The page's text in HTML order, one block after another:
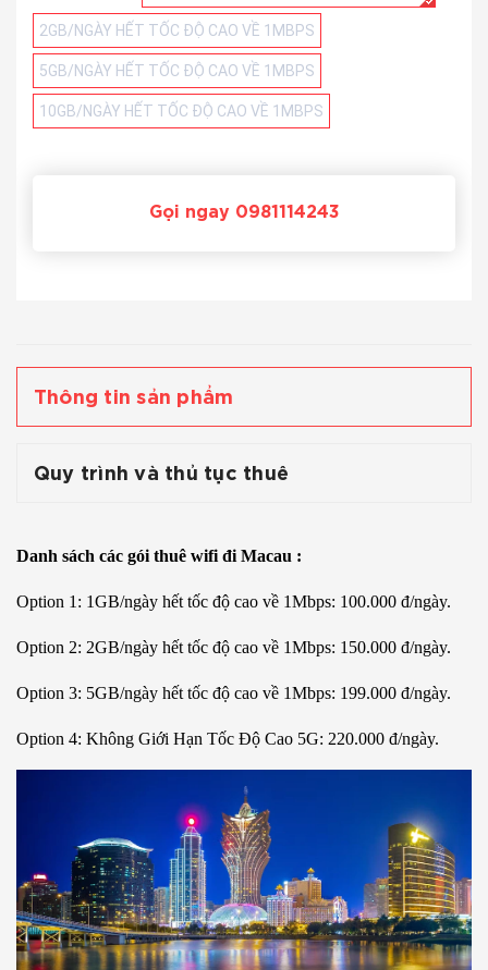
2GB/NGÀY HẾT TỐC ĐỘ CAO VỀ 1MBPS
5GB/NGÀY HẾT TỐC ĐỘ CAO VỀ 1MBPS
10GB/NGÀY HẾT TỐC ĐỘ CAO VỀ 1MBPS
Gọi ngay 0981114243
Thông tin sản phẩm
Quy trình và thủ tục thuê
Danh sách các gói thuê wifi đi Macau :
Option 1: 1GB/ngày hết tốc độ cao về 1Mbps: 100.000 đ/ngày.
Option 2: 2GB/ngày hết tốc độ cao về 1Mbps: 150.000 đ/ngày.
Option 3: 5GB/ngày hết tốc độ cao về 1Mbps: 199.000 đ/ngày.
Option 4: Không Giới Hạn Tốc Độ Cao 5G: 220.000 đ/ngày.